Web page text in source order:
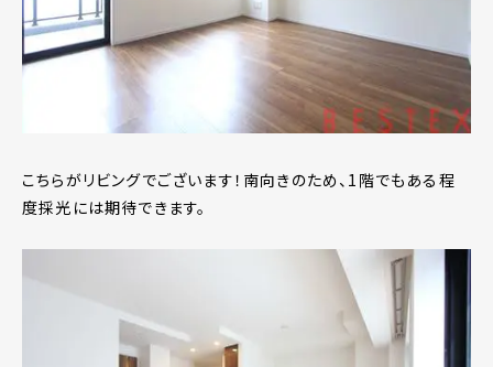
こちらがリビングでございます！南向きのため、1階でもある程
度採光には期待できます。